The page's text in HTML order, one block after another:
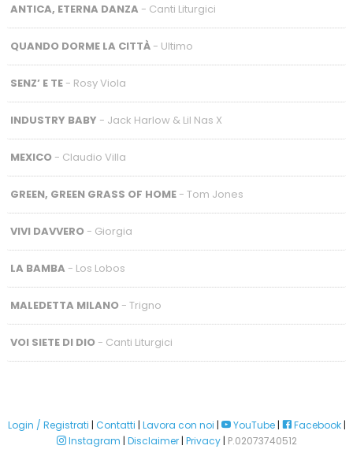
ANTICA, ETERNA DANZA - Canti Liturgici
QUANDO DORME LA CITTÀ- Ultimo
SENZ’ E TE- Rosy Viola
INDUSTRY BABY - Jack Harlow & Lil Nas X
MEXICO- Claudio Villa
GREEN, GREEN GRASS OF HOME- Tom Jones
VIVI DAVVERO- Giorgia
LA BAMBA - Los Lobos
MALEDETTA MILANO- Trigno
VOI SIETE DI DIO- Canti Liturgici
Login / Registrati | Contatti | Lavora con noi | YouTube| Facebook|
Instagram | Disclaimer| Privacy| P.02073740512